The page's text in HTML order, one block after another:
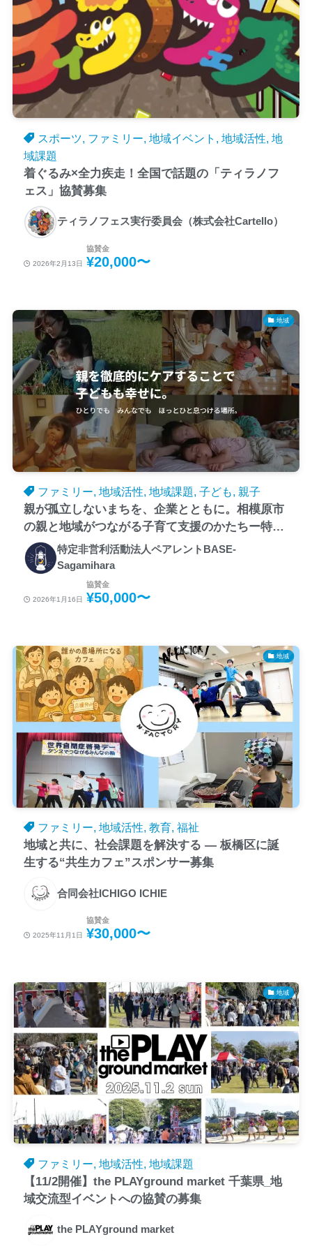
スポーツ, ファミリー, 地域イベント, 地域活性, 地
域課題
着ぐるみ×全力疾走！全国で話題の「ティラノフ
ェス」協賛募集
ティラノフェス実行委員会（株式会社Cartello）
2026年2月13日
協賛金
¥20,000〜
地域
ファミリー, 地域活性, 地域課題, 子ども, 親子
親が孤立しないまちを、企業とともに。相模原市
の親と地域がつながる子育て支援のかたちー特定
非営利活動法人ペアレントBASEースポンサー募
集
特定非営利活動法人ペアレントBASE-
Sagamihara
2026年1月16日
協賛金
¥50,000〜
地域
ファミリー, 地域活性, 教育, 福祉
地域と共に、社会課題を解決する ― 板橋区に誕
生する“共生カフェ”スポンサー募集
合同会社ICHIGO ICHIE
2025年11月1日
協賛金
¥30,000〜
地域
ファミリー, 地域活性, 地域課題
【11/2開催】the PLAYground market 千葉県_地
域交流型イベントへの協賛の募集
the PLAYground market